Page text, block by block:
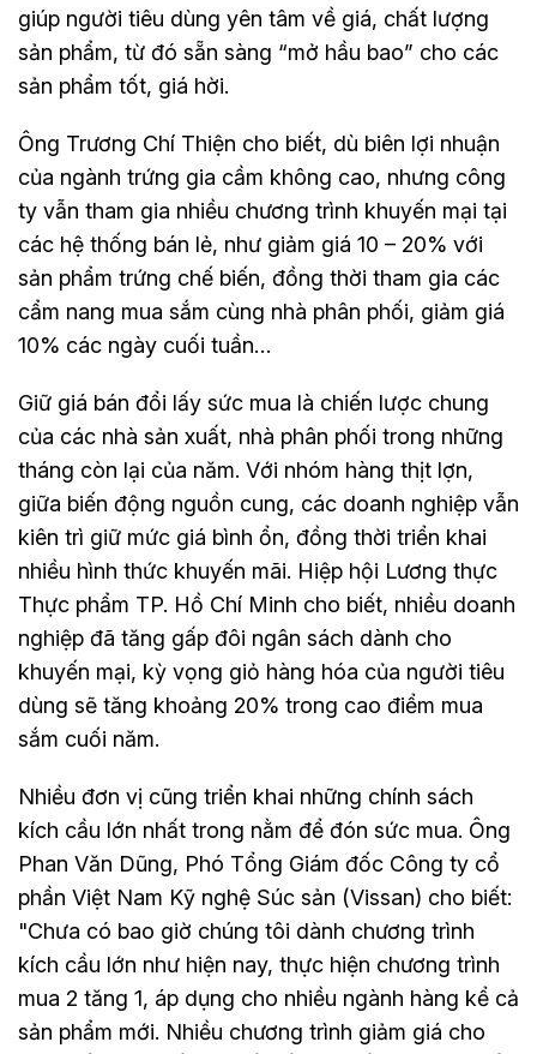
giúp người tiêu dùng yên tâm về giá, chất lượng
sản phẩm, từ đó sẵn sàng “mở hầu bao” cho các
sản phẩm tốt, giá hời.
Ông Trương Chí Thiện cho biết, dù biên lợi nhuận
của ngành trứng gia cầm không cao, nhưng công
ty vẫn tham gia nhiều chương trình khuyến mại tại
các hệ thống bán lẻ, như giảm giá 10 – 20% với
sản phẩm trứng chế biến, đồng thời tham gia các
cẩm nang mua sắm cùng nhà phân phối, giảm giá
10% các ngày cuối tuần…
Giữ giá bán đổi lấy sức mua là chiến lược chung
của các nhà sản xuất, nhà phân phối trong những
tháng còn lại của năm. Với nhóm hàng thịt lợn,
giữa biến động nguồn cung, các doanh nghiệp vẫn
kiên trì giữ mức giá bình ổn, đồng thời triển khai
nhiều hình thức khuyến mãi. Hiệp hội Lương thực
Thực phẩm TP. Hồ Chí Minh cho biết, nhiều doanh
nghiệp đã tăng gấp đôi ngân sách dành cho
khuyến mại, kỳ vọng giỏ hàng hóa của người tiêu
dùng sẽ tăng khoảng 20% trong cao điểm mua
sắm cuối năm.
Nhiều đơn vị cũng triển khai những chính sách
kích cầu lớn nhất trong nằm để đón sức mua. Ông
Phan Văn Dũng, Phó Tổng Giám đốc Công ty cổ
phần Việt Nam Kỹ nghệ Súc sản (Vissan) cho biết:
"Chưa có bao giờ chúng tôi dành chương trình
kích cầu lớn như hiện nay, thực hiện chương trình
mua 2 tăng 1, áp dụng cho nhiều ngành hàng kể cả
sản phẩm mới. Nhiều chương trình giảm giá cho